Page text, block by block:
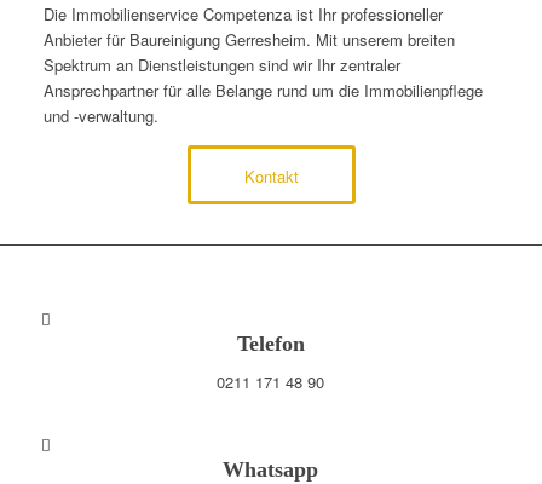
Die Immobilienservice Competenza ist Ihr professioneller
Anbieter für Baureinigung Gerresheim. Mit unserem breiten
Spektrum an Dienstleistungen sind wir Ihr zentraler
Ansprechpartner für alle Belange rund um die Immobilienpflege
und -verwaltung.
Kontakt
Telefon
0211 171 48 90
Whatsapp